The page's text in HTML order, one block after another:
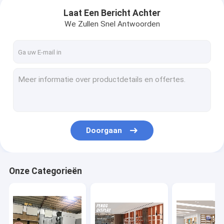
Huis
Ongeveer ons
Laat Een Bericht Achter
We Zullen Snel Antwoorden
Doorgaan
Onze Categorieën